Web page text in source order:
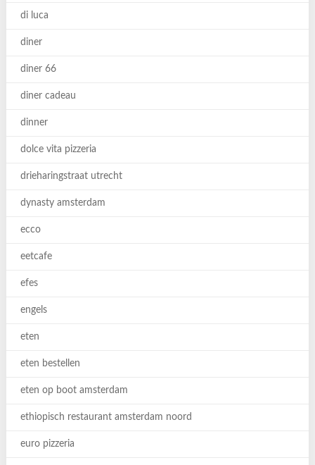
di luca
diner
diner 66
diner cadeau
dinner
dolce vita pizzeria
drieharingstraat utrecht
dynasty amsterdam
ecco
eetcafe
efes
engels
eten
eten bestellen
eten op boot amsterdam
ethiopisch restaurant amsterdam noord
euro pizzeria